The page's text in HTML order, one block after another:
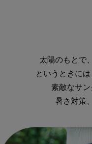
太陽のもとで
というときに
素敵なサ
暑さ対策